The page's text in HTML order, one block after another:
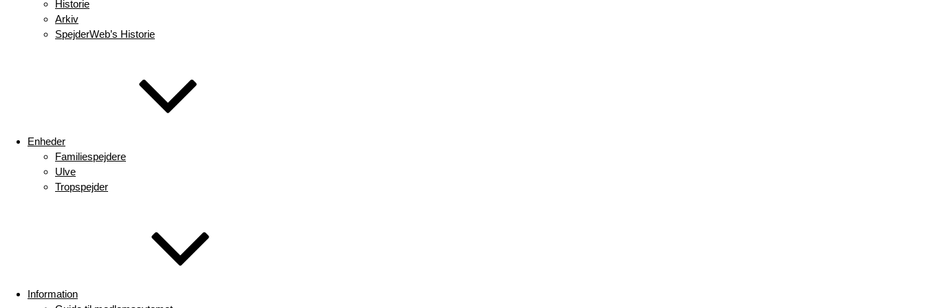
Historie
Arkiv
SpejderWeb’s Historie
Enheder
Familiespejdere
Ulve
Tropspejder
Information